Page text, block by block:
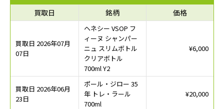
買取日 銘柄 価格
買取日 2026年07月
07日
ヘネシー VSOP フ
ィーヌ シャンパー
ニュ スリムボトル
クリアボトル
700ml Y2
¥6,000
買取日 2026年06月
23日
ポール・ジロー 35
年 トレ・ラール
700ml
¥20,000